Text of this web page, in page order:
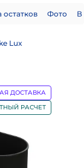
Фото
Lux
ДОСТАВКА
РАСЧЕТ